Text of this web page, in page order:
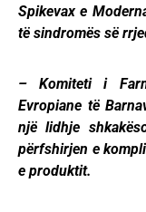
Spikevax e
të sindromës së
– Komiteti i
Evropiane të
një lidhje
përfshirjen e
e produktit.